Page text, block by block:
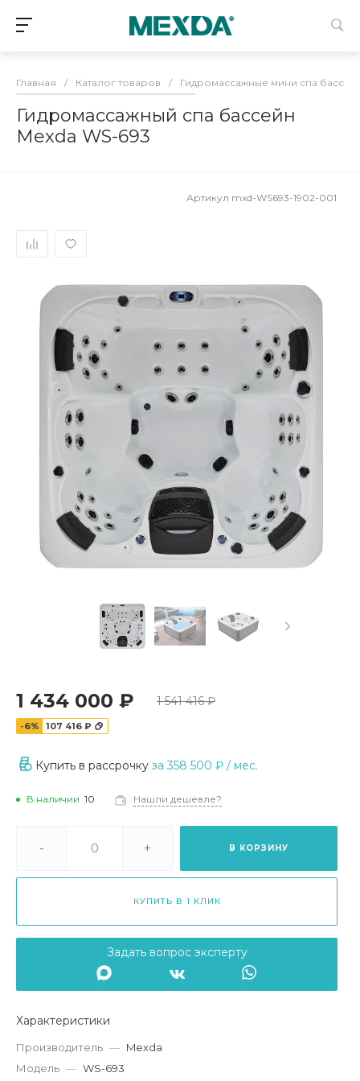
Главная / Каталог товаров / Гидромассажные мини спа
Гидромассажный спа бассейн
Mexda WS-693
Артикул mxd-WS693-1902-001
1 434 000 ₽ 1 541 416 ₽
-6% 107 416 ₽
Купить в рассрочку за358 500 ₽ / мес.
В наличии 10 Нашли дешевле?
- + В КОРЗИНУ
КУПИТЬ В 1 КЛИК
Задать вопрос эксперту
Характеристики
Производитель — Mexda
Модель — WS-693